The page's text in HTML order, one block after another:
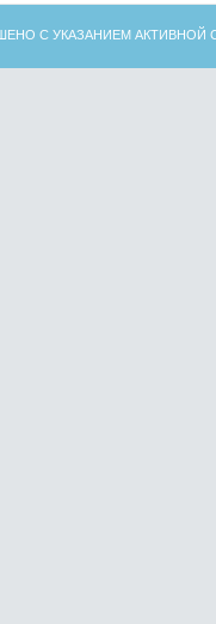
С УКАЗАНИЕМ АКТИВНОЙ